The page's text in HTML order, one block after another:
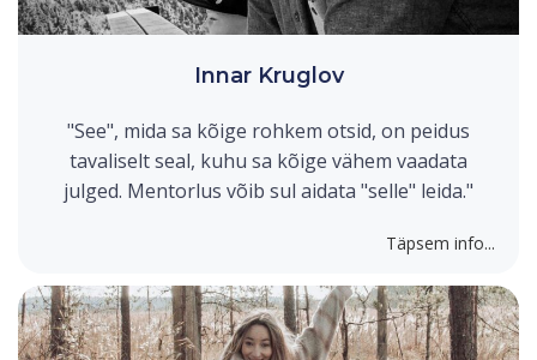
Innar Kruglov
"See", mida sa kõige rohkem otsid, on peidus
tavaliselt seal, kuhu sa kõige vähem vaadata
julged. Mentorlus võib sul aidata "selle" leida."
Täpsem info...